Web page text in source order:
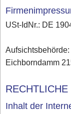
USt-IdNr.: DE
Eichborndamm
Inhalt der